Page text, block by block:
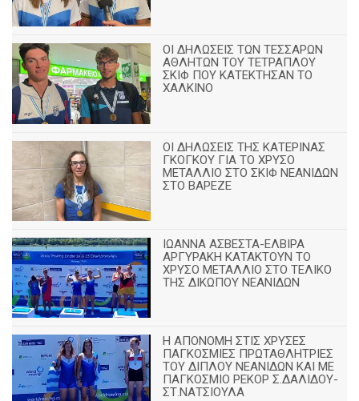
ΟΙ ΔΗΛΩΣΕΙΣ ΤΩΝ ΤΕΣΣΑΡΩΝ
ΑΘΛΗΤΩΝ ΤΟΥ ΤΕΤΡΑΠΛΟΥ
ΣΚΙΦ ΠΟΥ ΚΑΤΕΚΤΗΣΑΝ ΤΟ
ΧΑΛΚΙΝΟ
ΟΙ ΔΗΛΩΣΕΙΣ ΤΗΣ ΚΑΤΕΡΙΝΑΣ
ΓΚΟΓΚΟΥ ΓΙΑ ΤΟ ΧΡΥΣΟ
ΜΕΤΑΛΛΙΟ ΣΤΟ ΣΚΙΦ ΝΕΑΝΙΔΩΝ
ΣΤΟ ΒΑΡΕΖΕ
ΙΩΑΝΝΑ ΑΣΒΕΣΤΑ-ΕΛΒΙΡΑ
ΑΡΓΥΡΑΚΗ ΚΑΤΑΚΤΟΥΝ ΤΟ
ΧΡΥΣΟ ΜΕΤΑΛΛΙΟ ΣΤΟ ΤΕΛΙΚΟ
ΤΗΣ ΔΙΚΩΠΟΥ ΝΕΑΝΙΔΩΝ
Η ΑΠΟΝΟΜΗ ΣΤΙΣ ΧΡΥΣΕΣ
ΠΑΓΚΟΣΜΙΕΣ ΠΡΩΤΑΘΛΗΤΡΙΕΣ
ΤΟΥ ΔΙΠΛΟΥ ΝΕΑΝΙΔΩΝ ΚΑΙ ΜΕ
ΠΑΓΚΟΣΜΙΟ ΡΕΚΟΡ Σ.ΔΑΛΙΔΟΥ-
ΣΤ.ΝΑΤΣΙΟΥΛΑ